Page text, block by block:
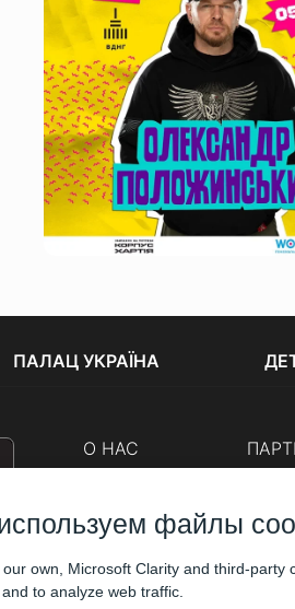
ПАЛАЦ УКРАЇНА
О НАС
файлы
own, Microsoft Clarity and third-party
to analyze web traffic.